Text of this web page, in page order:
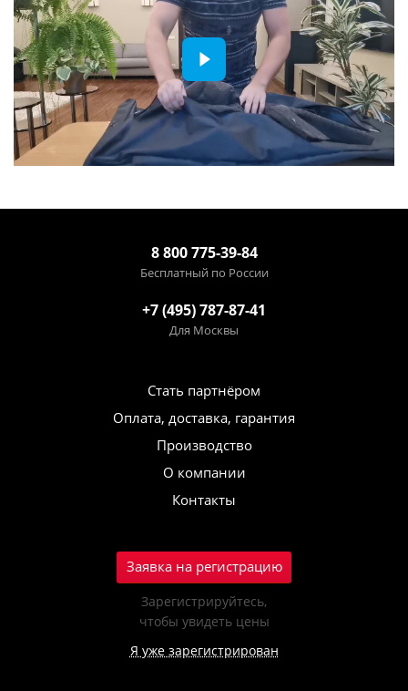
8 800 775-39-84
Бесплатный по России
+7 (495) 787-87-41
Для Москвы
Стать партнёром
Оплата, доставка, гарантия
Производство
О компании
Контакты
Заявка на регистрацию
Зарегистрируйтесь,
чтобы увидеть цены
Я уже зарегистрирован